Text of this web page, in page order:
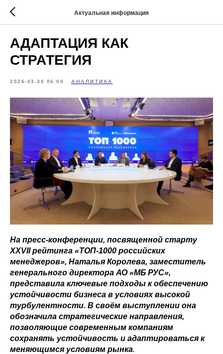
Актуальная информация
АДАПТАЦИЯ КАК
СТРАТЕГИЯ
2026-03-30 06:00 АНАЛИТИКА
На пресс-конференции, посвященной старту
XXVII рейтинга «ТОП-1000 российских
менеджеров», Наталья Королева, заместитель
генерального директора АО «МБ РУС»,
представила ключевые подходы к обеспечению
устойчивости бизнеса в условиях высокой
турбулентности. В своём выступлении она
обозначила стратегические направления,
позволяющие современным компаниям
сохранять устойчивость и адаптироваться к
меняющимся условиям рынка.